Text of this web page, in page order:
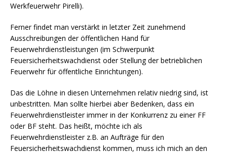
Werkfeuerwehr Pirelli).
Ferner findet man verstärkt in letzter Zeit zunehmend
Ausschreibungen der öffentlichen Hand für
Feuerwehrdienstleistungen (im Schwerpunkt
Feuersicherheitswachdienst oder Stellung der betrieblichen
Feuerwehr für öffentliche Einrichtungen).
Das die Löhne in diesen Unternehmen relativ niedrig sind, ist
unbestritten. Man sollte hierbei aber Bedenken, dass ein
Feuerwehrdienstleister immer in der Konkurrenz zu einer FF
oder BF steht. Das heißt, möchte ich als
Feuerwehrdienstleister z.B. an Aufträge für den
Feuersicherheitswachdienst kommen, muss ich mich an den